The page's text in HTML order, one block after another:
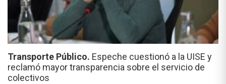
Transporte Público. Espeche cuestionó a la UISE y
reclamó mayor transparencia sobre el servicio de
colectivos